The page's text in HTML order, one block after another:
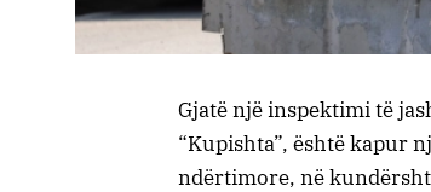
Gjatë një inspektimi të
“Kupishta”, është kapur
ndërtimore, në